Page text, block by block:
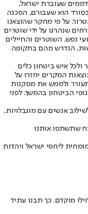
שעוברת ישראל,
הוא שעבורם, הסכנה
על פי מחקר שהוצאנו
שנהרגו על ידי שוטרים
נפש. השוטרים והחיילים
הנדרש מהם בתקופה
איש ביטחון כלים
המקרים יחזרו על
ולממש את מסקנות
הביטחון בהמשך. לפני
אנשים עם מוגבלויות,
שתשתפו אותנו
ליחסי ישראל ויהדות
מוקדם. כך תבנו עתיד